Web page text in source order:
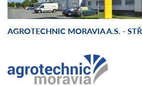
AGROTECHNIC MORAVIA A.S. -